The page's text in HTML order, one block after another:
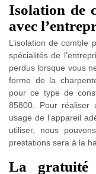
Isolation de
avec
L’isolation de comble
spécialités de
perdus lorsque vous
forme de la
pour ce type de
85800. Pour réaliser
usage de l’appareil
utiliser, nous
prestations sera à la
La gratuité